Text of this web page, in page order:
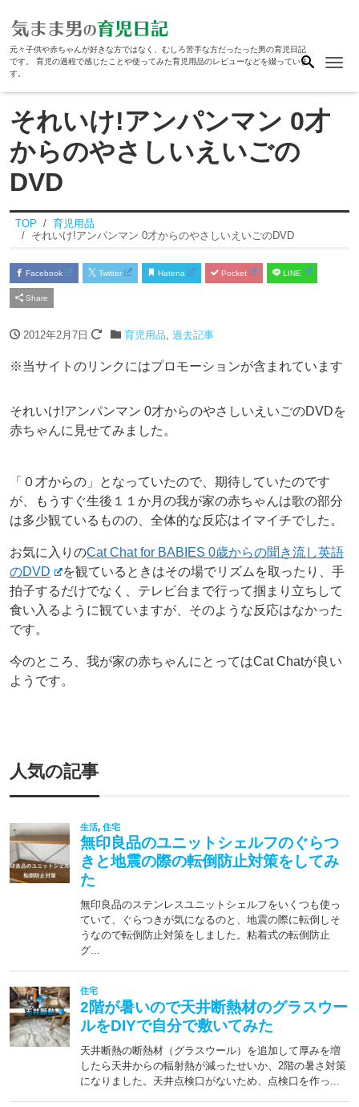
元々子供や赤ちゃんが好きな方ではなく、むしろ苦手な方だったった男の育児日記
です。 育児の過程で感じたことや使ってみた育児用品のレビューなどを綴っていま
す。
それいけ!アンパンマン 0才
からのやさしいえいごの
DVD
TOP
育児用品
それいけ!アンパンマン 0才からのやさしいえいごのDVD
Facebook Twitter Hatena Pocket LINE
Share
2012年2月7日 育児用品 過去記事
※当サイトのリンクにはプロモーションが含まれています
それいけ!アンパンマン 0才からのやさしいえいごのDVDを
赤ちゃんに見せてみました。
「０才からの」となっていたので、期待していたのです
が、もうすぐ生後１１か月の我が家の赤ちゃんは歌の部分
は多少観ているものの、全体的な反応はイマイチでした。
お気に入りのCat Chat for BABIES 0歳からの聞き流し英語
のDVD
を観ているときはその場でリズムを取ったり、手
拍子するだけでなく、テレビ台まで行って掴まり立ちして
食い入るように観ていますが、そのような反応はなかった
です。
今のところ、我が家の赤ちゃんにとってはCat Chatが良い
ようです。
人気の記事